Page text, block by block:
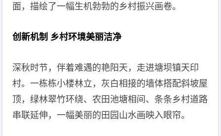
面，描绘了一幅生机勃勃的乡村振兴画卷。
创新机制 乡村环境美丽洁净
深秋时节，伴着难遇的艳阳天，走进塘坝镇天印
村。一栋栋小楼林立，灰白相接的墙体搭配斜坡屋
顶，绿林翠竹环绕、农田池塘相间、条条乡村道路
串联延伸，一幅美丽的田园山水画映入眼帘。